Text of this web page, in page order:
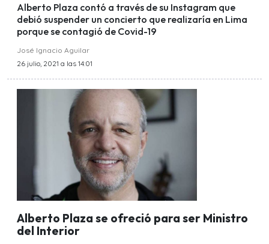
Alberto Plaza contó a través de su Instagram que
debió suspender un concierto que realizaría en Lima
porque se contagió de Covid-19
José Ignacio Aguilar
26 julio, 2021 a las 14:01
Alberto Plaza se ofreció para ser Ministro
del Interior